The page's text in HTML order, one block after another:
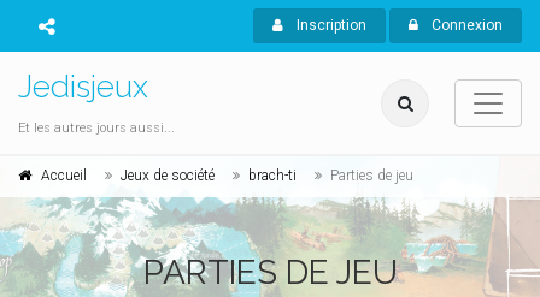
Inscription Connexion
Jedisjeux
Et les autres jours aussi...
Accueil Jeux de société brach-ti Parties de jeu
PARTIES DE JEU